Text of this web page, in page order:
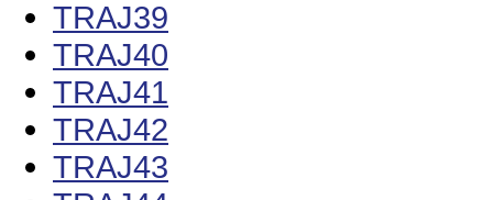
TRAJ39
TRAJ40
TRAJ41
TRAJ42
TRAJ43